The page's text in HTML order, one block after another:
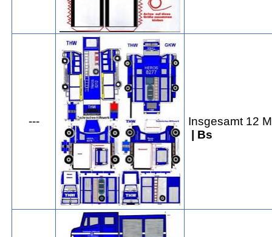
---
Insgesamt 12
| Bs